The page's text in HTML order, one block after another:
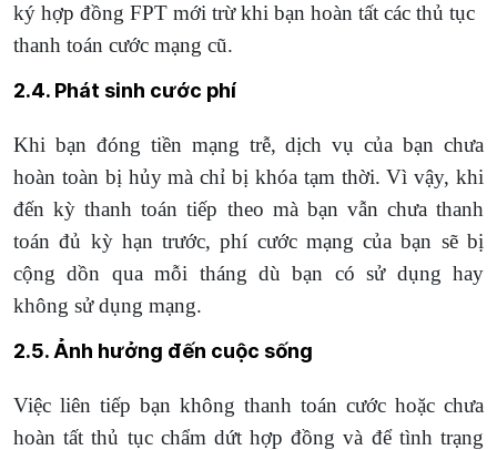
ký hợp đồng FPT mới trừ khi bạn hoàn tất các thủ tục
thanh toán cước mạng cũ.
2.4. Phát sinh cước phí
Khi bạn đóng tiền mạng trễ, dịch vụ của bạn chưa
hoàn toàn bị hủy mà chỉ bị khóa tạm thời. Vì vậy, khi
đến kỳ thanh toán tiếp theo mà bạn vẫn chưa thanh
toán đủ kỳ hạn trước, phí cước mạng của bạn sẽ bị
cộng dồn qua mỗi tháng dù bạn có sử dụng hay
không sử dụng mạng.
2.5. Ảnh hưởng đến cuộc sống
Việc liên tiếp bạn không thanh toán cước hoặc chưa
hoàn tất thủ tục chẩm dứt hợp đồng và để tình trạng